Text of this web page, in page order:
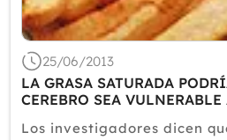
25/06/2013
LA GRASA SATURADA
CEREBRO SEA
Los investigadores dicen